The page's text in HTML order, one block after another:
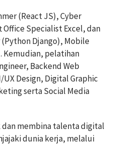
(React JS), Cyber
Specialist Excel, dan
Django), Mobile
Kemudian, pelatihan
Backend Web
Design, Digital Graphic
serta Social Media
membina talenta digital
dunia kerja, melalui